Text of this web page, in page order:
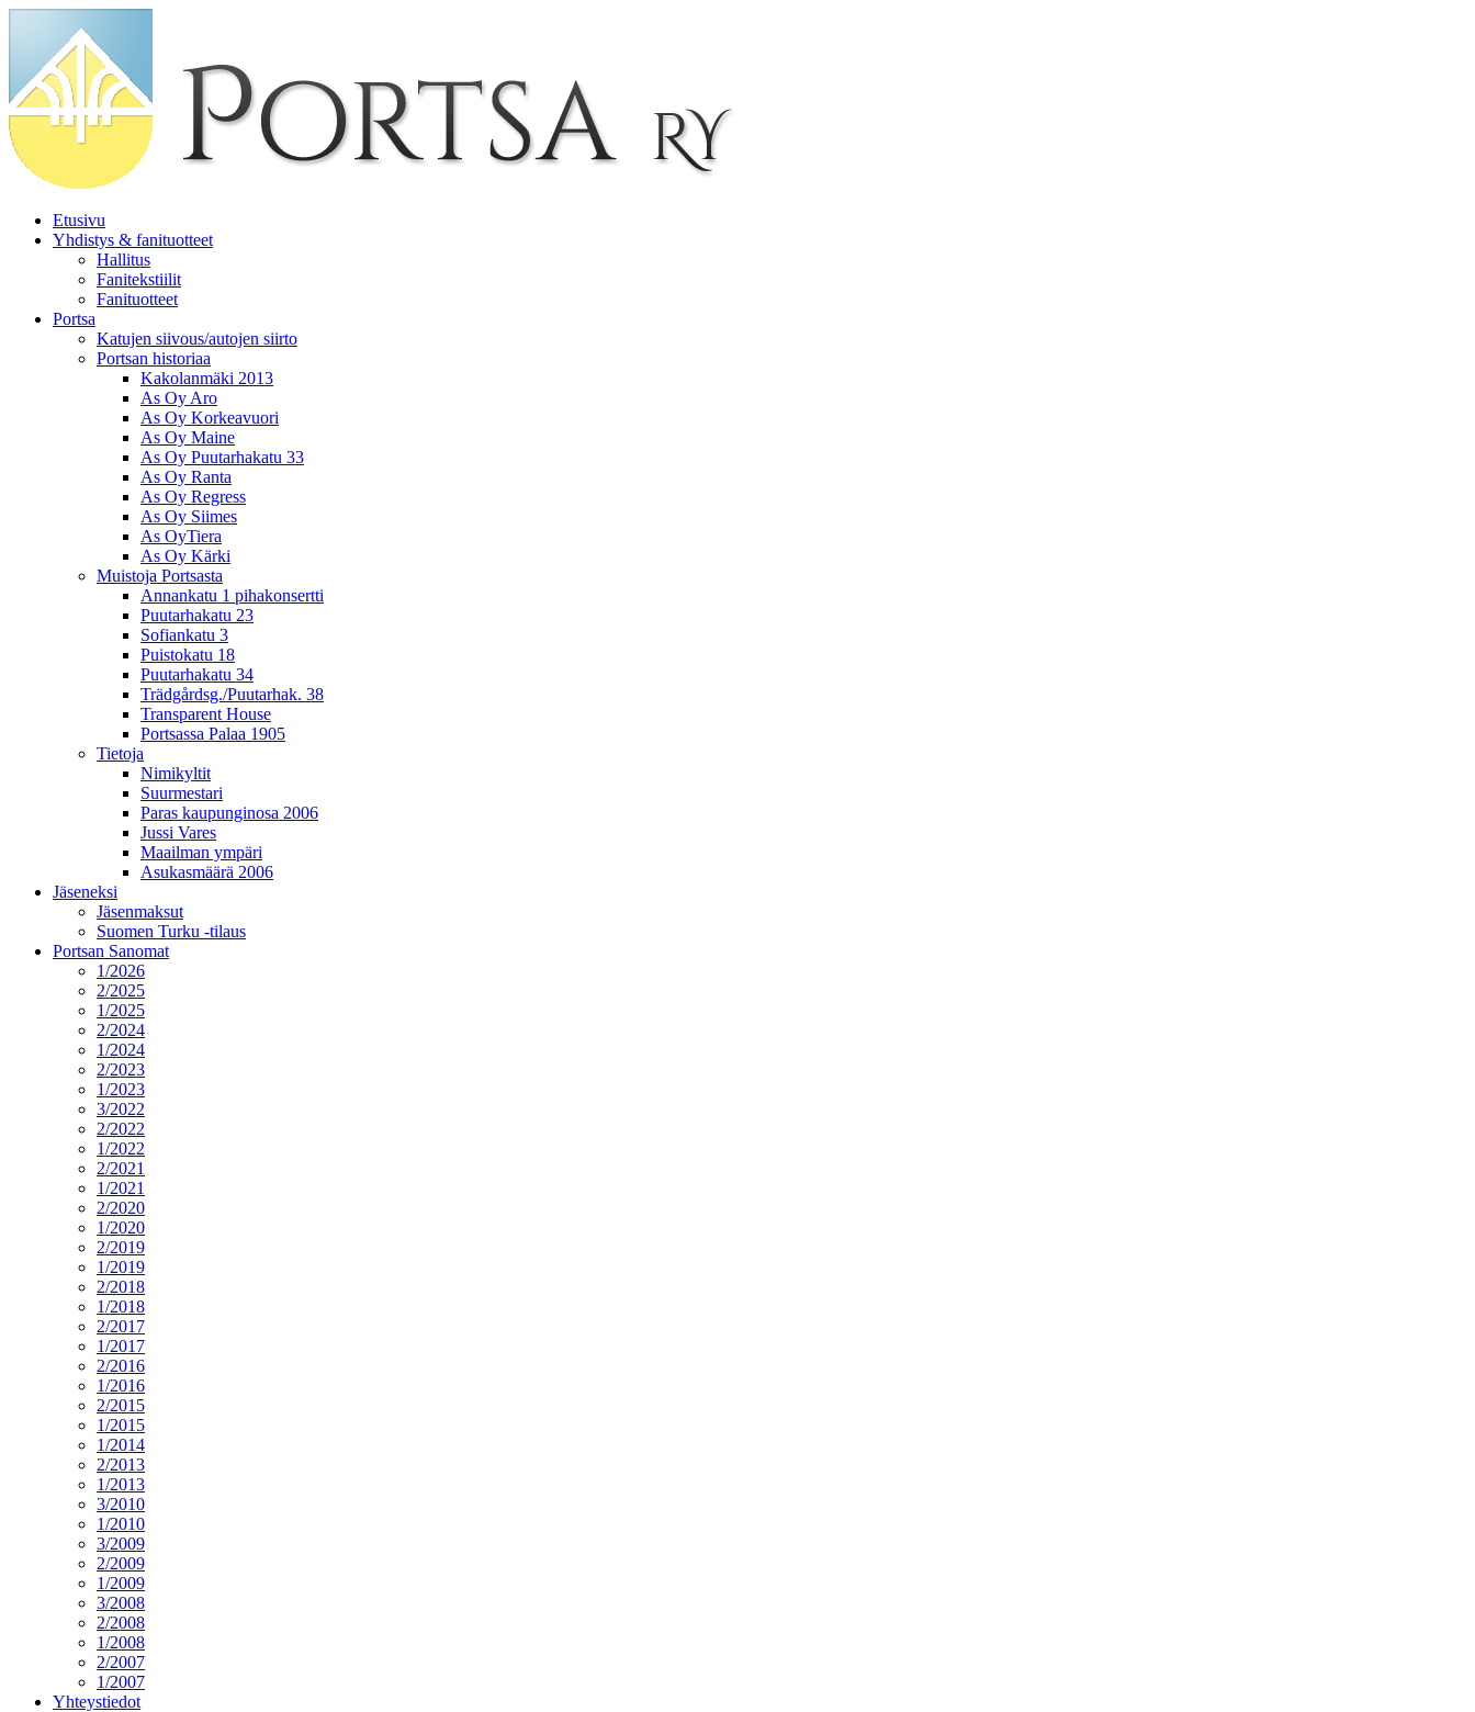
Etusivu
Yhdistys & fanituotteet
Hallitus
Fanitekstiilit
Fanituotteet
Portsa
Katujen siivous/autojen siirto
Portsan historiaa
Kakolanmäki 2013
As Oy Aro
As Oy Korkeavuori
As Oy Maine
As Oy Puutarhakatu 33
As Oy Ranta
As Oy Regress
As Oy Siimes
As OyTiera
As Oy Kärki
Muistoja Portsasta
Annankatu 1 pihakonsertti
Puutarhakatu 23
Sofiankatu 3
Puistokatu 18
Puutarhakatu 34
Trädgårdsg./Puutarhak. 38
Transparent House
Portsassa Palaa 1905
Tietoja
Nimikyltit
Suurmestari
Paras kaupunginosa 2006
Jussi Vares
Maailman ympäri
Asukasmäärä 2006
Jäseneksi
Jäsenmaksut
Suomen Turku -tilaus
Portsan Sanomat
1/2026
2/2025
1/2025
2/2024
1/2024
2/2023
1/2023
3/2022
2/2022
1/2022
2/2021
1/2021
2/2020
1/2020
2/2019
1/2019
2/2018
1/2018
2/2017
1/2017
2/2016
1/2016
2/2015
1/2015
1/2014
2/2013
1/2013
3/2010
1/2010
3/2009
2/2009
1/2009
3/2008
2/2008
1/2008
2/2007
1/2007
Yhteystiedot